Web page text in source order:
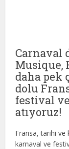
Carnaval
Musique,
daha
dolu
festival
atıyoruz!
Fransa, tarihi ve
karnaval ve